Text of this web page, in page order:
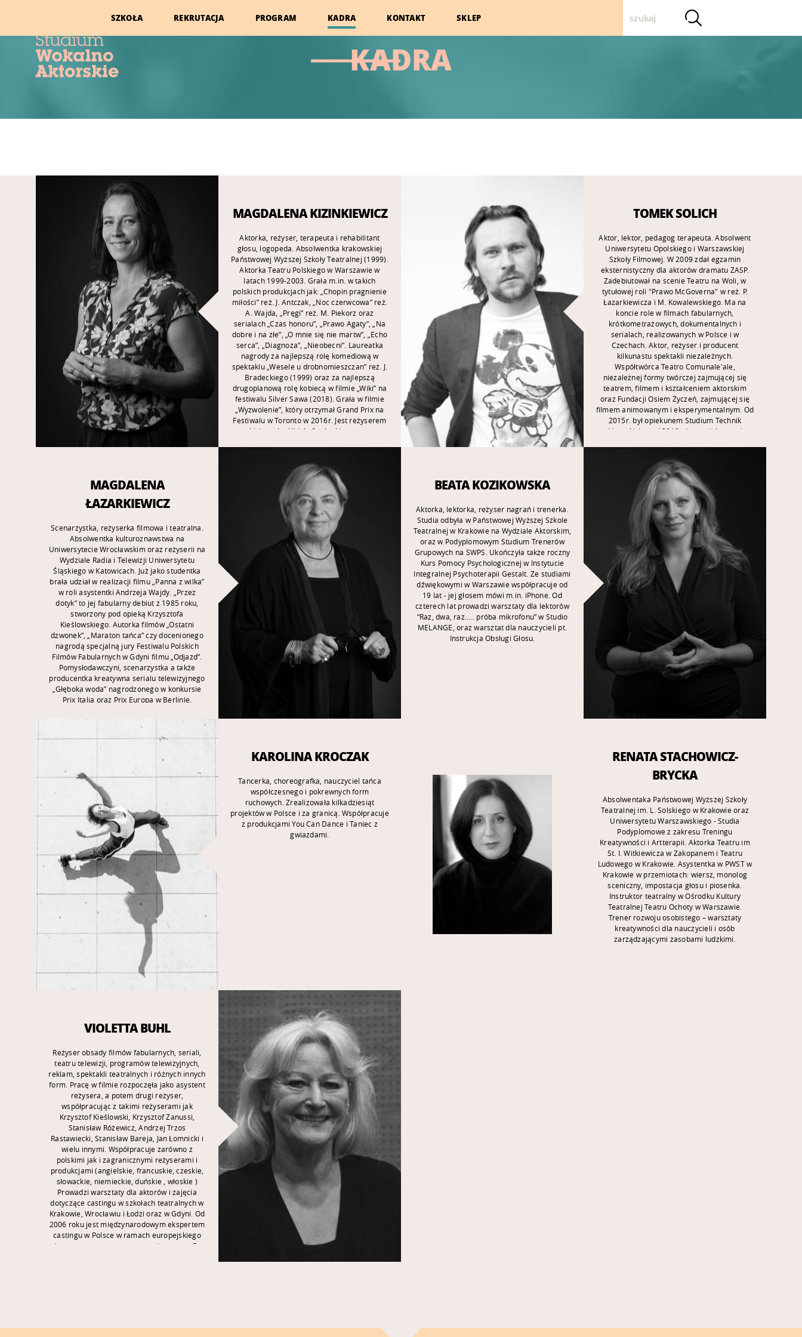
KADRA
SZKOŁA REKRUTACJA PROGRAM KADRA KONTAKT SKLEP
MAGDALENA KIZINKIEWICZ
Aktorka, reżyser, terapeuta i rehabilitant
głosu, logopeda. Absolwentka krakowskiej
Państwowej Wyższej Szkoły Teatralnej (1999).
Aktorka Teatru Polskiego w Warszawie w
latach 1999-2003. Grała m.in. w takich
polskich produkcjach jak: „Chopin pragnienie
miłości” reż. J. Antczak, „Noc czerwcowa” reż.
A. Wajda, „Pręgi” reż. M. Piekorz oraz
serialach „Czas honoru”, „Prawo Agaty”, „Na
dobre i na złe”, „O mnie się nie martw”, „Echo
serca”, „Diagnoza”, „Nieobecni”. Laureatka
nagrody za najlepszą rolę komediową w
spektaklu „Wesele u drobnomieszczan” reż. J.
Bradeckiego (1999) oraz za najlepszą
drugoplanową rolę kobiecą w filmie „Wiki” na
festiwalu Silver Sawa (2018). Grała w filmie
„Wyzwolenie”, który otrzymał Grand Prix na
Festiwalu w Toronto w 2016r. Jest reżyserem
takich spektakli jak: Spektakl muzyczny
wokalnym, który miał swoją premierę w 2019
r. na scenie Kina Elektronik, a następnie
realizację telewizyjną. Reżyserowała także
spektakl „Młynarski mniej znany”
zrealizowany w 2019 r. na Uniwersytecie
Muzycznym Fryderyka Chopina (UMFC) w
ramach Retro Noc Muzeów, jak również
spektakl „Jak się kochają w niższych sferach”
zrealizowany w WSF – premiera online w
2020 r. Współpracuje jako reżyser i
konsultant wokalny z Uniwersytetem
Warszawskim (UW) - Teatr Hybrydy: „Miasto
online powstał w 2020 r. W 2016 r. ukończyła
Wydziale Polonistyki UW. Prowadzi terapię
pomagającą ludziom w odzyskaniu głosu po
urazach fizycznych i emocjonalnych. Pracuje
nad emisją głosu metodą Physiological Voice
Training- Flow Phonation wg dr H. Noe. Jest
głosowe dla wokalistów, aktorów i mówców,
współpracuje z Izbą Adwokacką w Warszawie,
z Milewski & Partnerzy, Renort Słuchając
TOMEK SOLICH
Aktor, lektor, pedagog terapeuta. Absolwent
Uniwersytetu Opolskiego i Warszawskiej
Szkoły Filmowej. W 2009 zdał egzamin
eksternistyczny dla aktorów dramatu ZASP.
Zadebiutował na scenie Teatru na Woli, w
tytułowej roli "Prawo McGoverna" w reż. P.
Łazarkiewicza i M. Kowalewskiego. Ma na
koncie role w filmach fabularnych,
krótkometrażowych, dokumentalnych i
serialach, realizowanych w Polsce i w
Czechach. Aktor, reżyser i producent
kilkunastu spektakli niezależnych.
Współtwórca Teatro Comunale'ale,
niezależnej formy twórczej zajmującej się
teatrem, filmem i kształceniem aktorskim
oraz Fundacji Osiem Życzeń, zajmującej się
filmem animowanym i eksperymentalnym. Od
2015r. był opiekunem Studium Technik
Aktorskich a od 2019r. jest opiekunem i
Filmowej. Prowadzi zajęcia "Trening aktorski"
i "Sceny współczesne". Znawca języków:
czeskiego, śląskiego i migowego.
MAGDALENA
ŁAZARKIEWICZ
Scenarzystka, reżyserka filmowa i teatralna.
Absolwentka kulturoznawstwa na
Uniwersytecie Wrocławskim oraz reżyserii na
Wydziale Radia i Telewizji Uniwersytetu
Śląskiego w Katowicach. Już jako studentka
brała udział w realizacji filmu „Panna z wilka”
w roli asystentki Andrzeja Wajdy. „Przez
dotyk” to jej fabularny debiut z 1985 roku,
stworzony pod opieką Krzysztofa
Kieślowskiego. Autorka filmów „Ostatni
dzwonek”, „Maraton tańca” czy docenionego
nagrodą specjalną jury Festiwalu Polskich
Filmów Fabularnych w Gdyni filmu „Odjazd”.
Pomysłodawczyni, scenarzystka a także
producentka kreatywna serialu telewizyjnego
„Głęboka woda” nagrodzonego w konkursie
Prix Italia oraz Prix Europa w Berlinie.
„Żwirowisko” czy „Nieobecność”. Od 2011
roku dyrektor artystyczna Międzynarodowego
Festiwalu Filmowego „Żydowskie Motywy” w
ukazał się w 2019 roku.
BEATA KOZIKOWSKA
Aktorka, lektorka, reżyser nagrań i trenerka.
Studia odbyła w Państwowej Wyższej Szkole
Teatralnej w Krakowie na Wydziale Aktorskim,
oraz w Podyplomowym Studium Trenerów
Grupowych na SWPS. Ukończyła także roczny
Kurs Pomocy Psychologicznej w Instytucie
Integralnej Psychoterapii Gestalt. Ze studiami
dźwiękowymi w Warszawie współpracuje od
19 lat - jej głosem mówi m.in. iPhone. Od
czterech lat prowadzi warsztaty dla lektorów
“Raz, dwa, raz..... próba mikrofonu” w Studio
MELANGE, oraz warsztat dla nauczycieli pt.
Instrukcja Obsługi Głosu.
KAROLINA KROCZAK
Tancerka, choreografka, nauczyciel tańca
współczesnego i pokrewnych form
ruchowych. Zrealizowała kilkadziesiąt
projektów w Polsce i za granicą. Współpracuje
z produkcjami You Can Dance i Taniec z
gwiazdami.
RENATA STACHOWICZ-
BRYCKA
Absolwentaka Państwowej Wyższej Szkoły
Teatralnej im. L. Solskiego w Krakowie oraz
Uniwersytetu Warszawskiego - Studia
Podyplomowe z zakresu Treningu
Kreatywności i Artterapii. Aktorka Teatru im
St. I. Witkiewicza w Zakopanem i Teatru
Ludowego w Krakowie. Asystentka w PWST w
Krakowie w przemiotach: wiersz, monolog
sceniczny, impostacja głosu i piosenka.
Instruktor teatralny w Ośrodku Kultury
Teatralnej Teatru Ochoty w Warszawie.
Trener rozwoju osobistego – warsztaty
kreatywności dla nauczycieli i osób
zarządzającymi zasobami ludzkimi.
VIOLETTA BUHL
Reżyser obsady filmów fabularnych, seriali,
teatru telewizji, programów telewizyjnych,
reklam, spektakli teatralnych i różnych innych
form. Pracę w filmie rozpoczęła jako asystent
reżysera, a potem drugi reżyser,
współpracując z takimi reżyserami jak
Krzysztof Kieślowski, Krzysztof Zanussi,
Stanisław Różewicz, Andrzej Trzos
Rastawiecki, Stanisław Bareja, Jan Łomnicki i
wielu innymi. Współpracuje zarówno z
polskimi jak i zagranicznymi reżyserami i
produkcjami (angielskie, francuskie, czeskie,
słowackie, niemieckie, duńskie , włoskie )
Prowadzi warsztaty dla aktorów i zajęcia
dotyczące castingu w szkołach teatralnych w
Krakowie, Wrocławiu i Łodzi oraz w Gdyni. Od
2006 roku jest międzynarodowym ekspertem
castingu w Polsce w ramach europejskiego
internetowego programu castingowego E-